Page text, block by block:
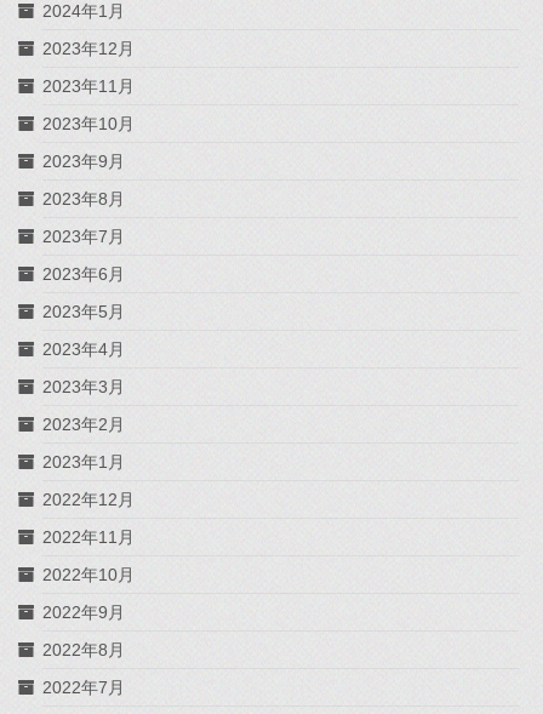
2024年1月
2023年12月
2023年11月
2023年10月
2023年9月
2023年8月
2023年7月
2023年6月
2023年5月
2023年4月
2023年3月
2023年2月
2023年1月
2022年12月
2022年11月
2022年10月
2022年9月
2022年8月
2022年7月